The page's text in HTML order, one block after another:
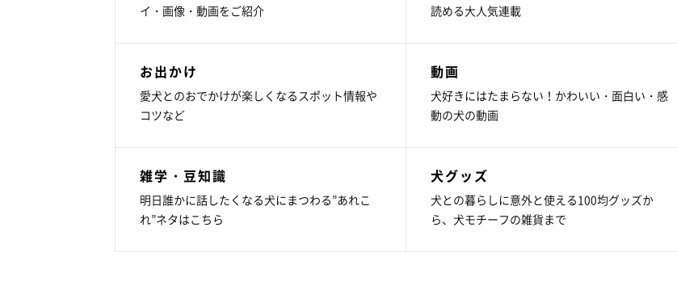
イ・画像・動画をご紹介
読める大人気連載
お出かけ
愛犬とのおでかけが楽しくなるスポット情報や
コツなど
動画
犬好きにはたまらない！かわいい・面白い・感
動の犬の動画
雑学・豆知識
明日誰かに話したくなる犬にまつわる”あれこ
れ”ネタはこちら
犬グッズ
犬との暮らしに意外と使える100均グッズか
ら、犬モチーフの雑貨まで